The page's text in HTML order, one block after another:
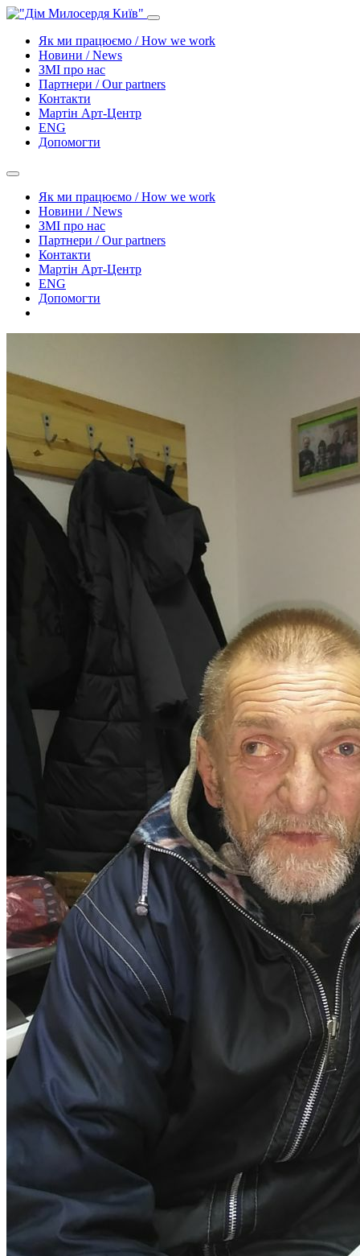
Як ми працюємо / How we work
Новини / News
ЗМІ про нас
Партнери / Our partners
Контакти
Mартін Арт-Центр
ENG
Допомогти
Як ми працюємо / How we work
Новини / News
ЗМІ про нас
Партнери / Our partners
Контакти
Mартін Арт-Центр
ENG
Допомогти